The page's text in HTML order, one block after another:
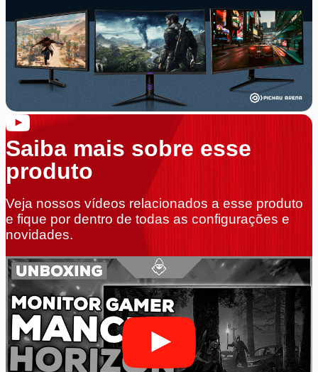
Saiba mais sobre esse
produto
Veja nossos vídeos relacionados a esse produto
e fique por dentro de todas as configurações e
novidades.